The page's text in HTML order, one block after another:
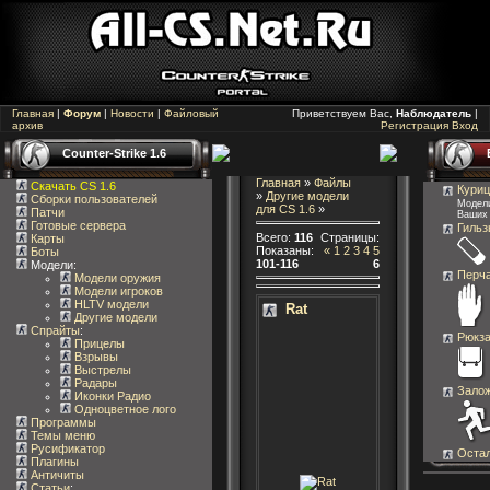
Главная | Форум | Новости | Файловый
архив
Приветствуем Вас, Наблюдатель |
Регистрация Вход
Counter-Strike 1.6
Скачать CS 1.6
Сборки пользователей
Патчи
Готовые сервера
Карты
Боты
Модели:
Модели оружия
Модели игроков
HLTV модели
Другие модели
Спрайты:
Прицелы
Взрывы
Выстрелы
Радары
Иконки Радио
Одноцветное лого
Программы
Темы меню
Русификатор
Плагины
Античиты
Главная » Файлы
» Другие модели
для CS 1.6 »
Всего: 116
Показаны:
101-116
Страницы:
« 1 2 3 4 5
6
Rat
Ваших